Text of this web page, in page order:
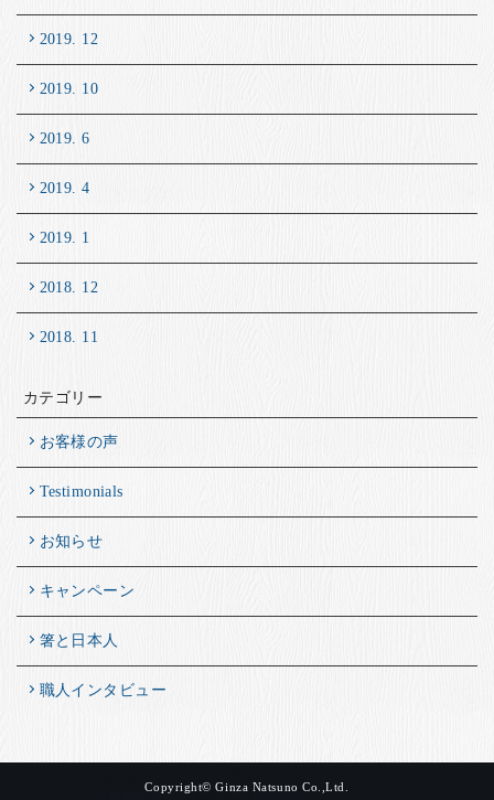
2019. 12
2019. 10
2019. 6
2019. 4
2019. 1
2018. 12
2018. 11
カテゴリー
お客様の声
Testimonials
お知らせ
キャンペーン
箸と日本人
職人インタビュー
Copyright© Ginza Natsuno Co.,Ltd.